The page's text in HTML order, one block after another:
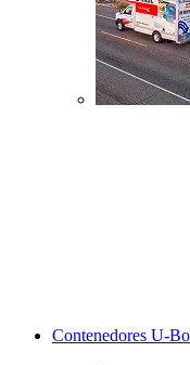
Contenedores U-